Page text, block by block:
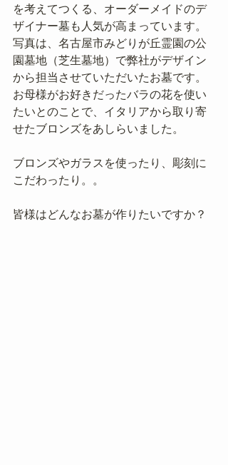
を考えてつくる、オーダーメイドのデ
ザイナー墓も人気が高まっています。
写真は、名古屋市みどりが丘霊園の公
園墓地（芝生墓地）で弊社がデザイン
から担当させていただいたお墓です。
お母様がお好きだったバラの花を使い
たいとのことで、イタリアから取り寄
せたブロンズをあしらいました。
ブロンズやガラスを使ったり、彫刻に
こだわったり。。
皆様はどんなお墓が作りたいですか？